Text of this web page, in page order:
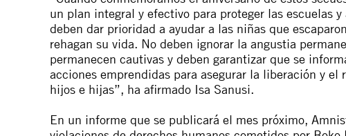
un plan integral y efectivo para proteger las escuelas
deben dar prioridad a ayudar a las niñas que
rehagan su vida. No deben ignorar la angustia
permanecen cautivas y deben garantizar que se
acciones emprendidas para asegurar la liberación y el
hijos e hijas”, ha afirmado Isa Sanusi.
En un informe que se publicará el mes próximo,